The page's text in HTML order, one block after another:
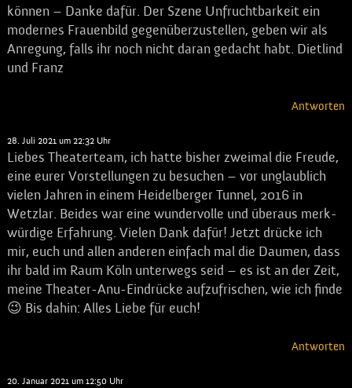
können – Danke dafür. Der Szene Unfruchtbarkeit ein
modernes Frauenbild gegenüberzustellen, geben wir als
Anregung, falls ihr noch nicht daran gedacht habt. Dietlind
und Franz
Antworten
28. Juli 2021 um 22:32 Uhr
Liebes Theaterteam, ich hatte bisher zweimal die Freude,
eine eurer Vorstellungen zu besuchen – vor unglaublich
vielen Jahren in einem Heidelberger Tunnel, 2016 in
Wetzlar. Beides war eine wundervolle und überaus merk-
würdige Erfahrung. Vielen Dank dafür! Jetzt drücke ich
mir, euch und allen anderen einfach mal die Daumen, dass
ihr bald im Raum Köln unterwegs seid – es ist an der Zeit,
meine Theater-Anu-Eindrücke aufzufrischen, wie ich finde
😉 Bis dahin: Alles Liebe für euch!
Antworten
20. Januar 2021 um 12:50 Uhr